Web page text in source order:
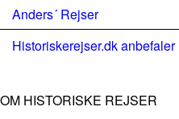
Anders´ Rejser
Historiskerejser.dk anbefaler
OM HISTORISKE REJSER